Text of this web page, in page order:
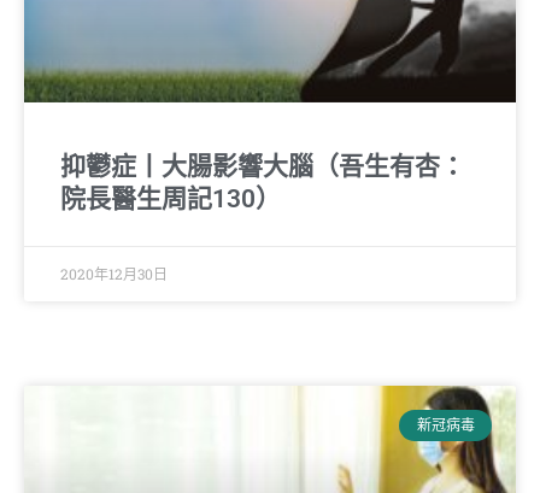
抑鬱症丨大腸影響大腦（吾生有杏：
院長醫生周記130）
2020年12月30日
新冠病毒